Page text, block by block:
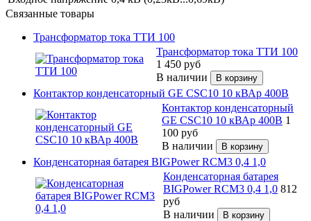
Связанные товары
Трансформатор тока ТТИ 100
Трансформатор тока ТТИ 100
1 450 руб
В наличии
Контактор конденсаторный GE CSC10 10 кВАр 400В
Контактор конденсаторный
GE CSC10 10 кВАр 400В 1
100 руб
В наличии
Конденсаторная батарея BIGPower RCM3 0,4 1,0
Конденсаторная батарея
BIGPower RCM3 0,4 1,0 812
руб
В наличии